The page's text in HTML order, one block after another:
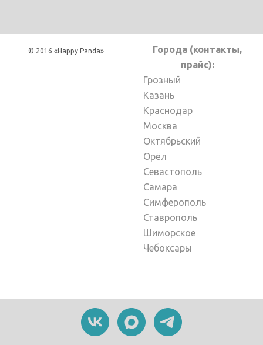
© 2016 «Happy Panda»
Города (контакты,
прайс):
Грозный
Казань
Краснодар
Москва
Октябрьский
Орёл
Севастополь
Самара
Симферополь
Ставрополь
Шиморское
Чебоксары